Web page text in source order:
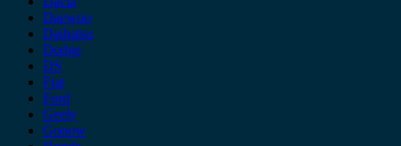
Daewoo
Daihatsu
Dodge
DS
Fiat
Ford
Geely
Gonow